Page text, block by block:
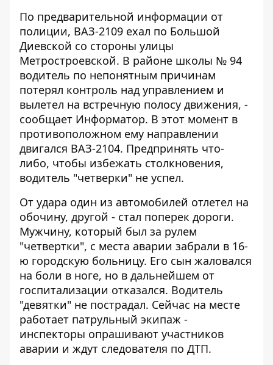
По предварительной информации от
полиции, ВАЗ-2109 ехал по Большой
Диевской со стороны улицы
Метростроевской. В районе школы № 94
водитель по непонятным причинам
потерял контроль над управлением и
вылетел на встречную полосу движения, -
сообщает Информатор. В этот момент в
противоположном ему направлении
двигался ВАЗ-2104. Предпринять что-
либо, чтобы избежать столкновения,
водитель "четверки" не успел.
От удара один из автомобилей отлетел на
обочину, другой - стал поперек дороги.
Мужчину, который был за рулем
"четвертки", с места аварии забрали в 16-
ю городскую больницу. Его сын жаловался
на боли в ноге, но в дальнейшем от
госпитализации отказался. Водитель
"девятки" не пострадал. Сейчас на месте
работает патрульный экипаж -
инспекторы опрашивают участников
аварии и ждут следователя по ДТП.